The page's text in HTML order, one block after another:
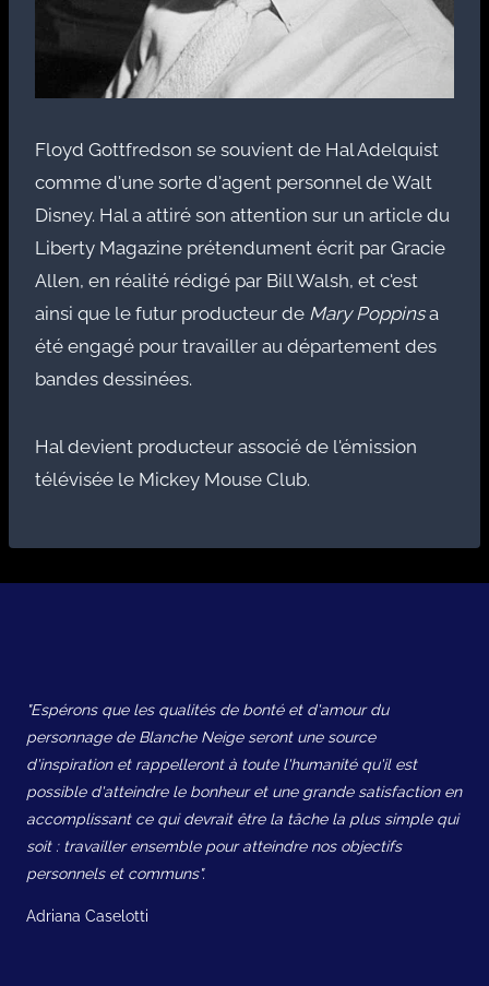
Floyd Gottfredson se souvient de Hal Adelquist
comme d'une sorte d'agent personnel de Walt
Disney. Hal a attiré son attention sur un article du
Liberty Magazine prétendument écrit par Gracie
Allen, en réalité rédigé par Bill Walsh, et c'est
ainsi que le futur producteur de Mary Poppinsa
été engagé pour travailler au département des
bandes dessinées.
Hal devient producteur associé de l'émission
télévisée le Mickey Mouse Club.
"Espérons que les qualités de bonté et d'amour du
personnage de Blanche Neige seront une source
d'inspiration et rappelleront à toute l'humanité qu'il est
possible d'atteindre le bonheur et une grande satisfaction en
accomplissant ce qui devrait être la tâche la plus simple qui
soit : travailler ensemble pour atteindre nos objectifs
personnels et communs".
Adriana Caselotti